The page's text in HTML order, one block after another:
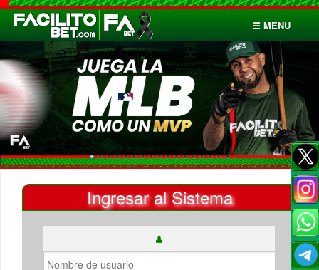
☰ MENU
Inicio
Apuestas
Cuentas
Ingresar al Sistema